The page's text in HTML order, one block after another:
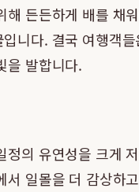
든든하게 배를
니다. 결국 여행객
을 발합니다.
의 유연성을 크게
일몰을 더 감상